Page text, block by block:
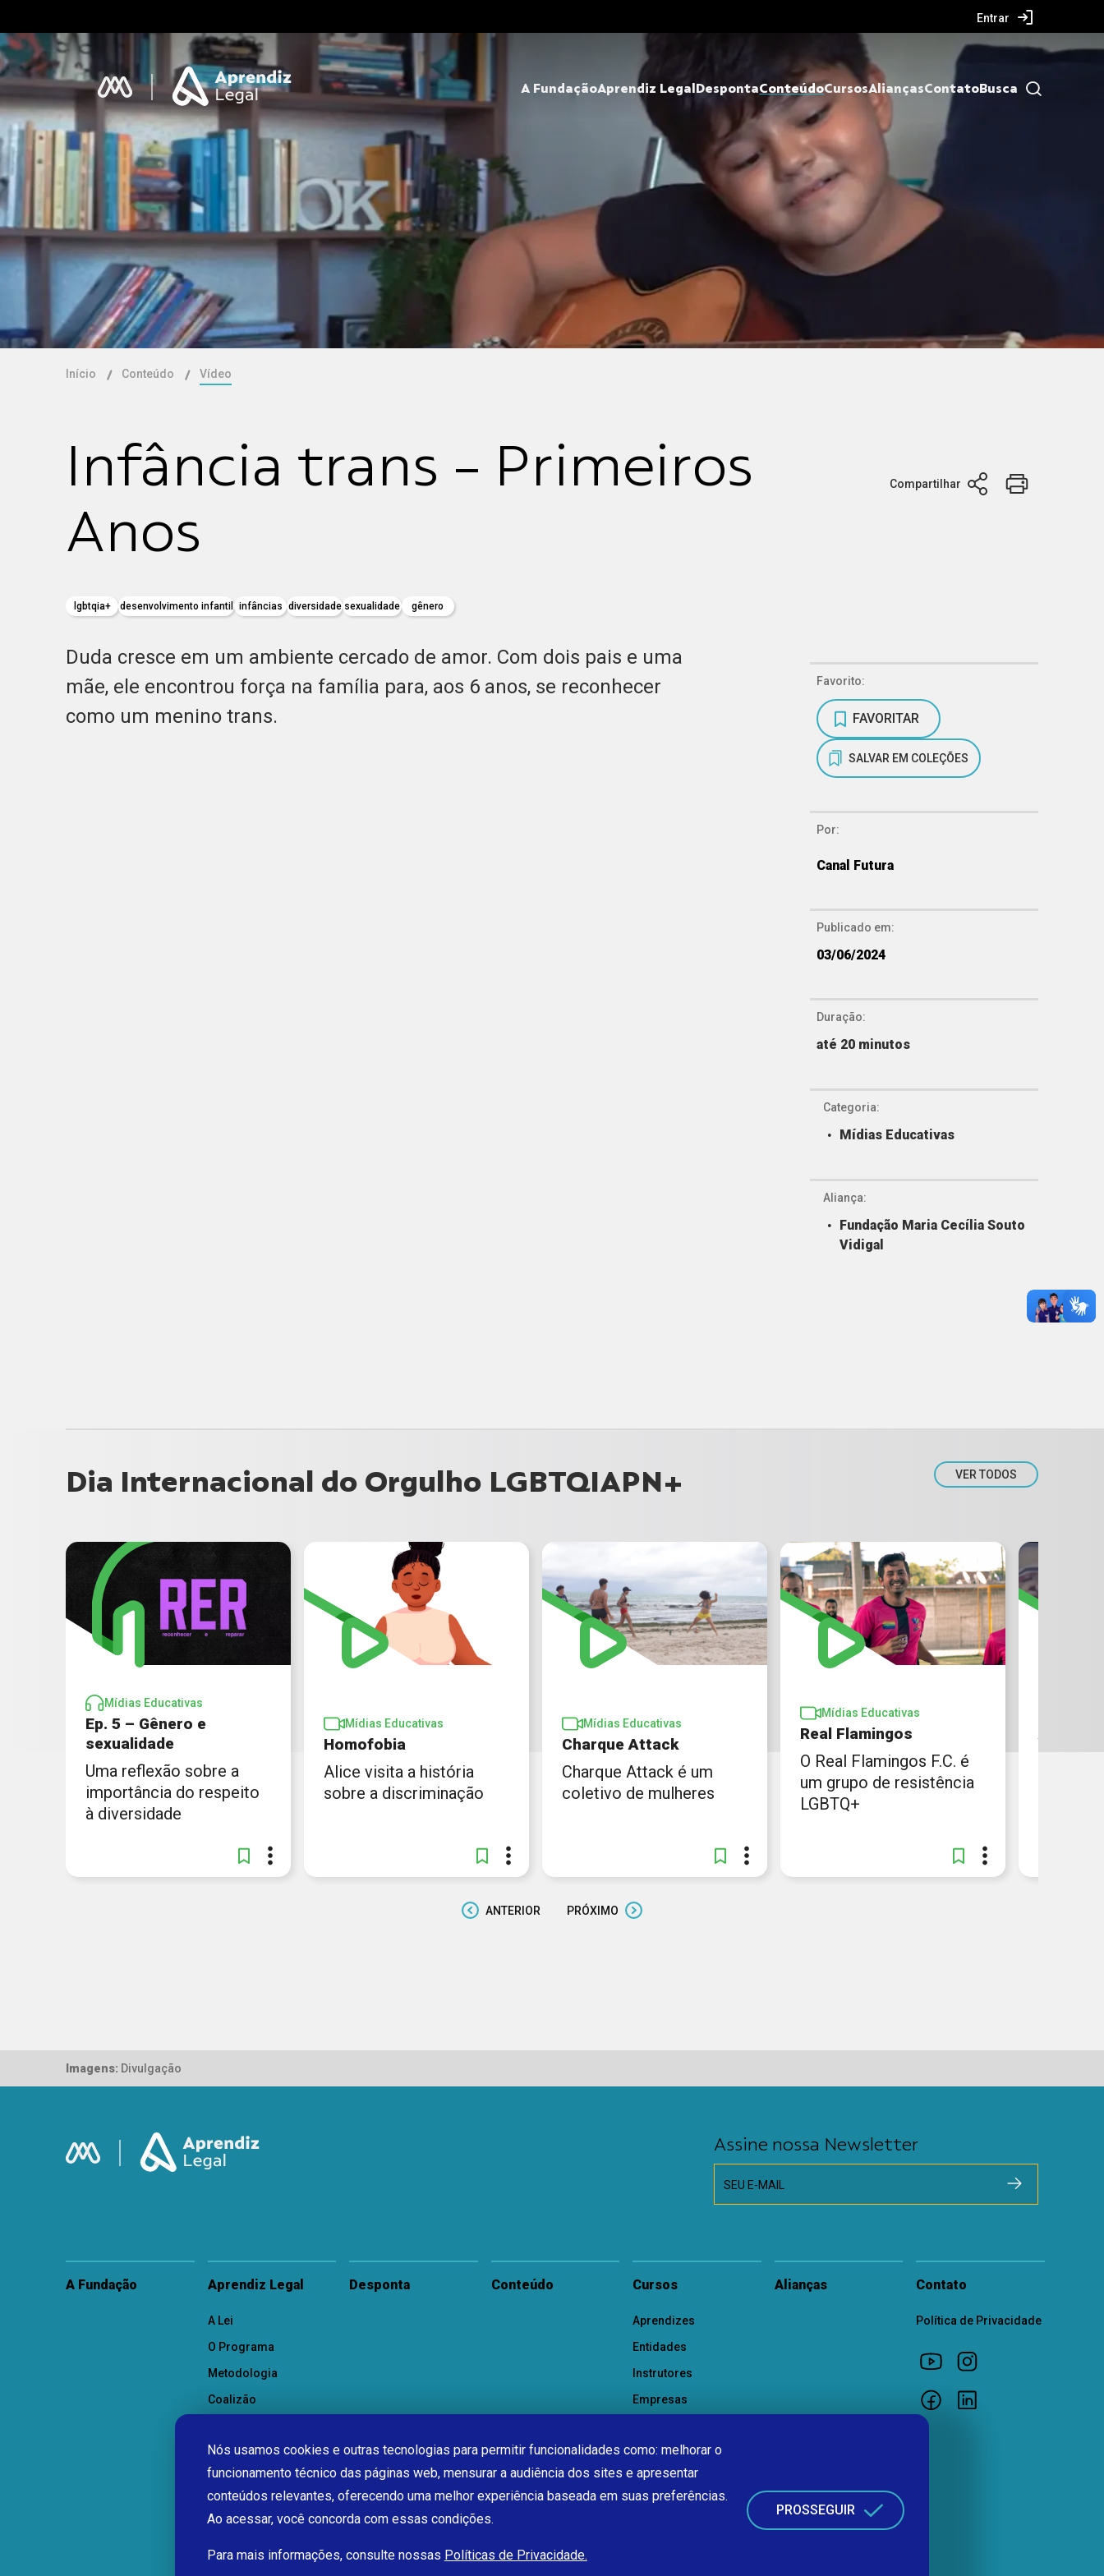
Entrar
A FundaçãoAprendiz Legal DespontaConteúdoCursosAliançasContatoBusca
Início Conteúdo Vídeo
Infância trans - Primeiros
Anos
lgbtqia+ desenvolvimento infantil infâncias diversidade sexualidade gênero
Compartilhar
Duda cresce em um ambiente cercado de amor. Com dois pais e uma
mãe, ele encontrou força na família para, aos 6 anos, se reconhecer
como um menino trans.
Favorito:
FAVORITAR
SALVAR EM COLEÇÕES
Por:
Canal Futura
Publicado em:
03/06/2024
Duração:
até 20 minutos
Categoria:
Mídias Educativas
Aliança:
Fundação Maria Cecília Souto
Vidigal
Dia Internacional do Orgulho LGBTQIAPN+ VER TODOS
Mídias Educativas
Ep. 5 – Gênero e
sexualidade
Uma reflexão sobre a
importância do respeito
à diversidade
Mídias Educativas
Homofobia
Alice visita a história
sobre a discriminação
Mídias Educativas
Charque Attack
Charque Attack é um
coletivo de mulheres
Mídias Educativas
Real Flamingos
O Real Flamingos F.C. é
um grupo de resistência
LGBTQ+
ANTERIOR PRÓXIMO
Imagens: Divulgação
Assine nossa Newsletter
SEU E-MAIL
A Fundação Aprendiz Legal
A Lei
O Programa
Metodologia
Coalizão
Desponta Conteúdo Cursos
Aprendizes
Entidades
Instrutores
Empresas
Alianças Contato
Política de Privacidade
Nós usamos cookies e outras tecnologias para permitir funcionalidades como: melhorar o
funcionamento técnico das páginas web, mensurar a audiência dos sites e apresentar
conteúdos relevantes, oferecendo uma melhor experiência baseada em suas preferências.
Ao acessar, você concorda com essas condições.
Para mais informações, consulte nossas Políticas de Privacidade.
PROSSEGUIR